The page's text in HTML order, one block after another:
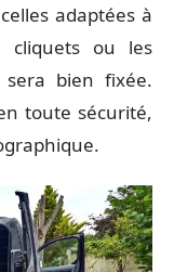
adaptées à
cliquets ou les
bien fixée.
toute sécurité,